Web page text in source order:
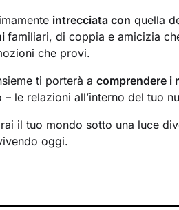
intrecciata con quella
familiari, di coppia e amicizia
che provi.
ti porterà a comprendere i
le relazioni all’interno del tuo
il tuo mondo sotto una luce
oggi.
elementi che non ti
un passo dopo l’altro, verso il